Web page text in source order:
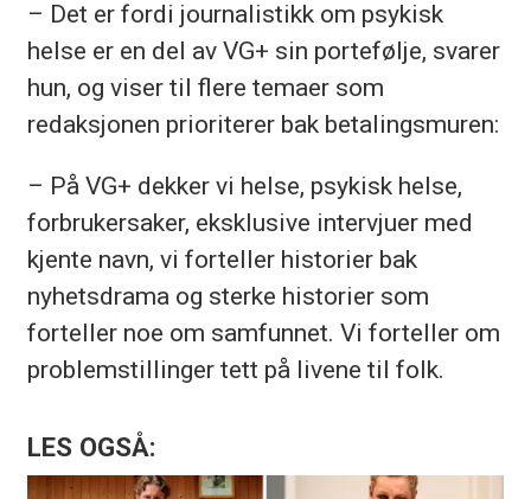
– Det er fordi journalistikk om psykisk
helse er en del av VG+ sin portefølje, svarer
hun, og viser til flere temaer som
redaksjonen prioriterer bak betalingsmuren:
– På VG+ dekker vi helse, psykisk helse,
forbrukersaker, eksklusive intervjuer med
kjente navn, vi forteller historier bak
nyhetsdrama og sterke historier som
forteller noe om samfunnet. Vi forteller om
problemstillinger tett på livene til folk.
LES OGSÅ: